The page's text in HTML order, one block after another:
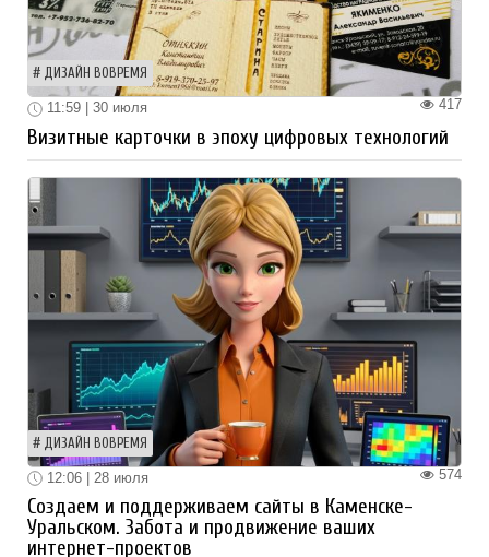
ДИЗАЙН ВОВРЕМЯ
417
11:59 | 30 июля
Визитные карточки в эпоху цифровых технологий
ДИЗАЙН ВОВРЕМЯ
574
12:06 | 28 июля
Создаем и поддерживаем сайты в Каменске-
Уральском. Забота и продвижение ваших
интернет-проектов